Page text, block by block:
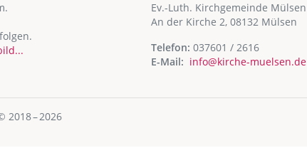
Ev.-Luth. Kirchgemeinde Mülsen
An der Kirche 2, 08132 Mülsen
Telefon: 037601 / 2616
E-Mail: info@kirche-muelsen.de
2018 – 2026